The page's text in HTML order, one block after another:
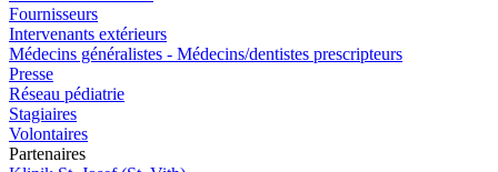
Fournisseurs
Intervenants extérieurs
Médecins généralistes - Médecins/dentistes prescripteurs
Presse
Réseau pédiatrie
Stagiaires
Volontaires
Partenaires